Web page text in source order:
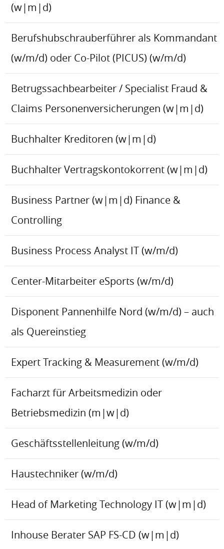
(w|m|d)
Berufshubschrauberführer als Kommandant
(w/m/d) oder Co-Pilot (PICUS) (w/m/d)
Betrugssachbearbeiter / Specialist Fraud &
Claims Personenversicherungen (w|m|d)
Buchhalter Kreditoren (w|m|d)
Buchhalter Vertragskontokorrent (w|m|d)
Business Partner (w|m|d) Finance &
Controlling
Business Process Analyst IT (w/m/d)
Center-Mitarbeiter eSports (w/m/d)
Disponent Pannenhilfe Nord (w/m/d) – auch
als Quereinstieg
Expert Tracking & Measurement (w/m/d)
Facharzt für Arbeitsmedizin oder
Betriebsmedizin (m|w|d)
Geschäftsstellenleitung (w/m/d)
Haustechniker (w/m/d)
Head of Marketing Technology IT (w|m|d)
Inhouse Berater SAP FS-CD (w|m|d)